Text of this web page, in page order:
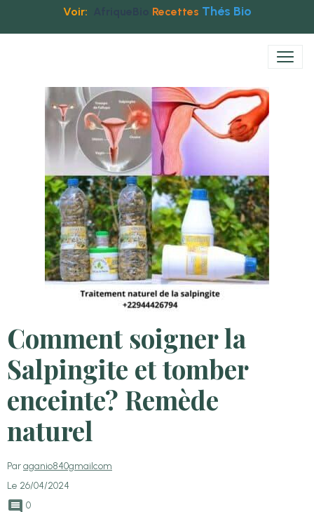
Voir: Recettes Thés Bio
Comment soigner la
Salpingite et tomber
enceinte? Remède
naturel
Paraganio840gmailcom
Le 26/04/2024
0